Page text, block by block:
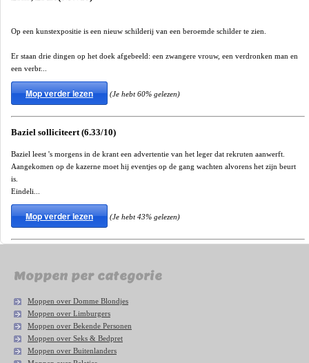
Op een kunstexpositie is een nieuw schilderij van een beroemde schilder te zien.
Er staan drie dingen op het doek afgebeeld: een zwangere vrouw, een verdronken man en
een verbr...
Mop verder lezen (Je hebt 60% gelezen)
Baziel solliciteert (6.33/10)
Baziel leest 's morgens in de krant een advertentie van het leger dat rekruten aanwerft.
Aangekomen op de kazerne moet hij eventjes op de gang wachten alvorens het zijn beurt
is.
Eindeli...
Mop verder lezen (Je hebt 43% gelezen)
Moppen per categorie
Moppen over Domme Blondjes
Moppen over Limburgers
Moppen over Bekende Personen
Moppen over Seks & Bedpret
Moppen over Buitenlanders